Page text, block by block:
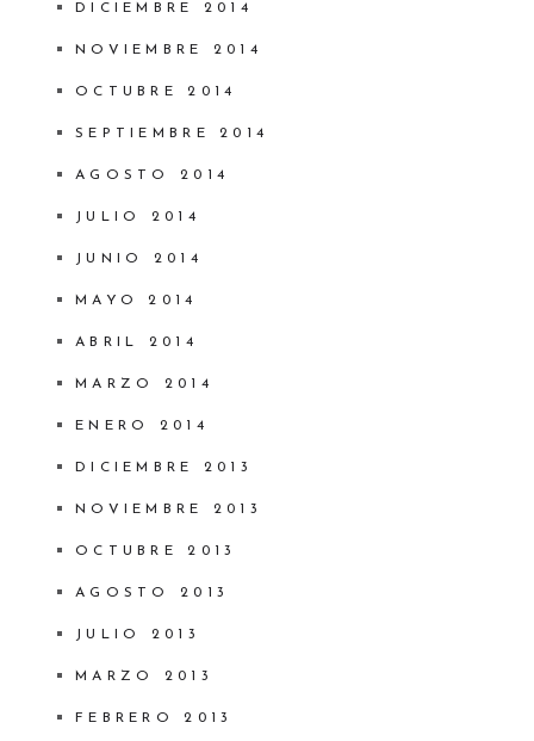
DICIEMBRE 2014
NOVIEMBRE 2014
OCTUBRE 2014
SEPTIEMBRE 2014
AGOSTO 2014
JULIO 2014
JUNIO 2014
MAYO 2014
ABRIL 2014
MARZO 2014
ENERO 2014
DICIEMBRE 2013
NOVIEMBRE 2013
OCTUBRE 2013
AGOSTO 2013
JULIO 2013
MARZO 2013
FEBRERO 2013